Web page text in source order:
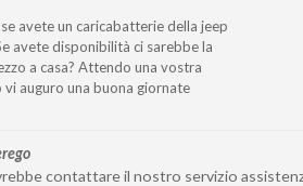
avete un caricabatterie della jeep
avete disponibilità ci sarebbe la
a casa? Attendo una vostra
auguro una buona giornate
contattare il nostro servizio